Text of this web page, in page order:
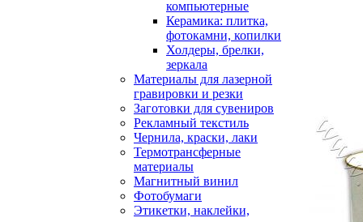
компьютерные
Керамика: плитка,
фотокамни, копилки
Холдеры, брелки,
зеркала
Материалы для лазерной
гравировки и резки
Заготовки для сувениров
Рекламный текстиль
Чернила, краски, лаки
Термотрансферные
материалы
Магнитный винил
Фотобумаги
Этикетки, наклейки,